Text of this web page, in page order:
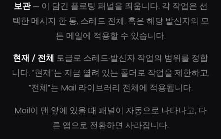
보관— 이 담긴 플로팅 패널을 띄웁니다. 각 작업은 선
택한 메시지 한 통, 스레드 전체, 혹은 해당 발신자의 모
든 메일에 적용할 수 있습니다.
현재 / 전체 토글로 스레드·발신자 작업의 범위를 정합
니다. "현재"는 지금 열려 있는 폴더로 작업을 제한하고,
"전체"는 Mail 라이브러리 전체에 적용됩니다.
Mail이 맨 앞에 있을 때 패널이 자동으로 나타나고, 다
른 앱으로 전환하면 사라집니다.